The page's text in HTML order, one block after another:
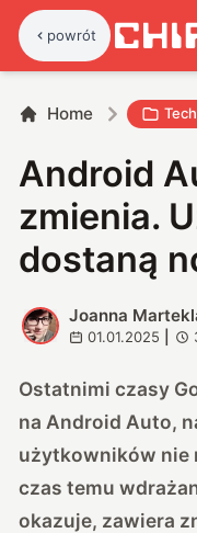
powrót
Home Tech
Android
zmienia.
dostaną
J
Joanna
01.01.2025
Ostatnimi czasy
na Android Auto,
użytkowników nie
czas temu
okazuje, zawiera